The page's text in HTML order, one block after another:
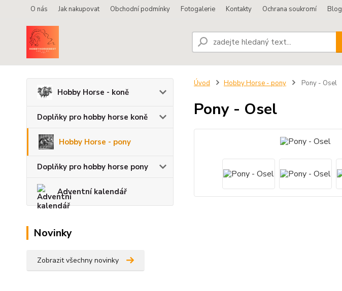
O nás Jak nakupovat Obchodní podmínky Fotogalerie Kontakty Ochrana soukromí Blog
Hobby Horse - koně
Doplňky pro hobby horse koně
Hobby Horse - pony
Doplňky pro hobby horse pony
Adventní kalendář
Novinky
Zobrazit všechny novinky
Úvod Hobby Horse - pony Pony - Osel
Pony - Osel